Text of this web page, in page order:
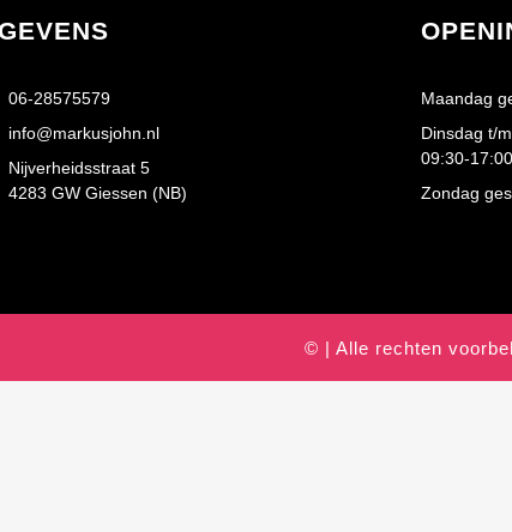
06-28575579
info@markusjohn.nl
Nijverheidsstraat 5
4283 GW Giessen (NB)
Maandag
Dinsdag t/
09:30-17:00
Zondag
© | Alle rechten